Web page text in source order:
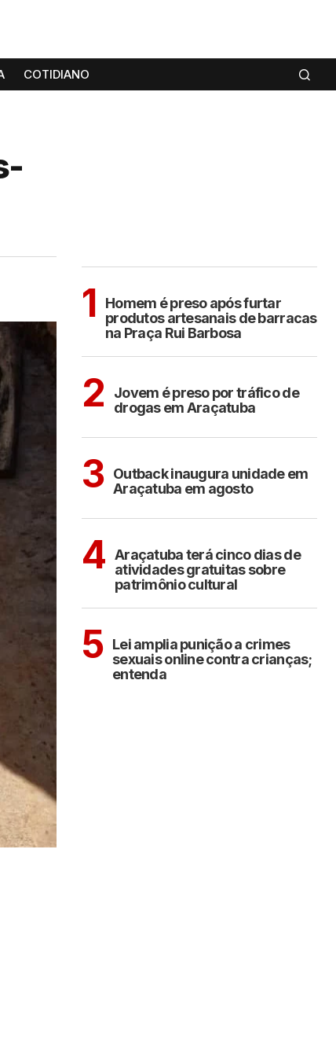
COTIDIANO
1
Homem é preso após furtar
produtos artesanais de barracas
na Praça Rui Barbosa
2
Jovem é preso por tráfico de
drogas em Araçatuba
3 Outback inaugura unidade em
Araçatuba em agosto
4 Araçatuba terá cinco dias de
atividades gratuitas sobre
patrimônio cultural
5 Lei amplia punição a crimes
sexuais online contra crianças;
entenda